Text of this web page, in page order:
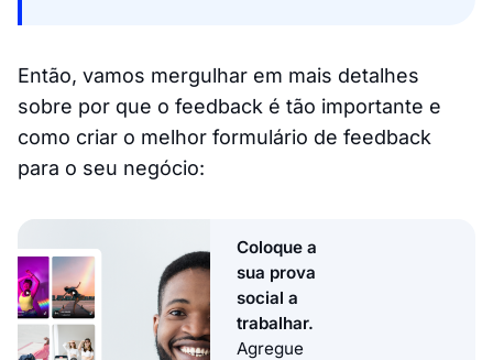
Então, vamos mergulhar em mais detalhes
sobre por que o feedback é tão importante e
como criar o melhor formulário de feedback
para o seu negócio:
Coloque a
sua prova
social a
trabalhar.
Agregue